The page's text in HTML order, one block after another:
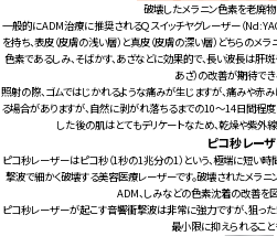
破壊したメラニン色素を老廃
一般的にADM治療に推奨されるＱスイッチヤグレーザー（
を持ち、表皮（皮膚の浅い層）と真皮（皮膚の深い層）どちらの
色素であるしみ、そばかす、あざなどに効果的で、長い波長は肝
あざ）の改善が期待でき
照射の際、ゴムではじかれるような痛みが生じますが、痛みや赤
る場合がありますが、自然に剥がれ落ちるまでの10～14日間程
した後の肌はとてもデリケートなため、乾燥や紫外
ピコ秒レー
ピコ秒レーザーはピコ秒（1秒の1兆分の1）という、極端に短い
撃波で細かく破壊する美容医療レーザーです。破壊されたメラ
ADM、しみなどの色素沈着の改善を図
ピコ秒レーザーが起こす音響衝撃波は非常に強力ですが、狙っ
最小限に抑えられること